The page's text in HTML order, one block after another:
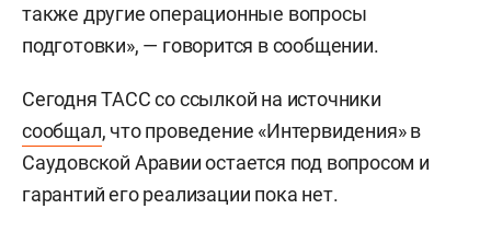
также другие операционные вопросы
подготовки», — говорится в сообщении.
Сегодня ТАСС со ссылкой на источники
сообщал, что проведение «Интервидения» в
Саудовской Аравии остается под вопросом и
гарантий его реализации пока нет.